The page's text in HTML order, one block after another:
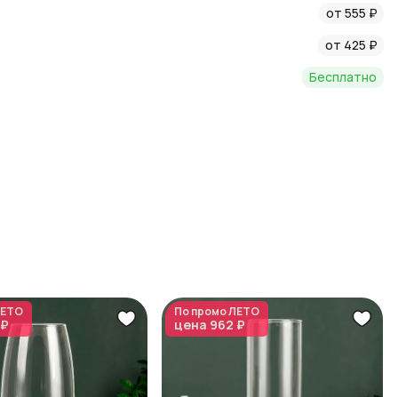
от 555 ₽
от 425 ₽
Бесплатно
По промоЛЕТО
цена 962 ₽